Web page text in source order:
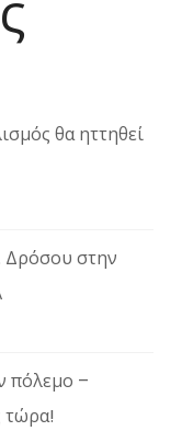
θα ηττηθεί
Δρόσου στην
πόλεμο –
τώρα!